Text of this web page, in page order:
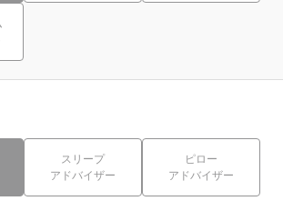
スリープ
アドバイザー
ピロー
アドバイザー